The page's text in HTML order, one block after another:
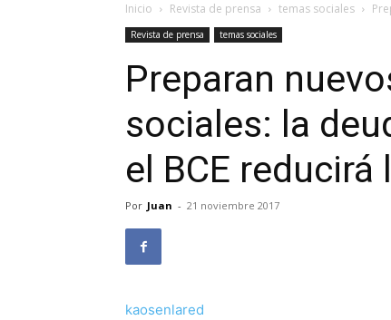
Inicio Revista de prensa temas sociales
Revista de prensa temas sociales
Preparan
sociales: la
el BCE reducirá
Por Juan - 21 noviembre 2017
kaosenlared